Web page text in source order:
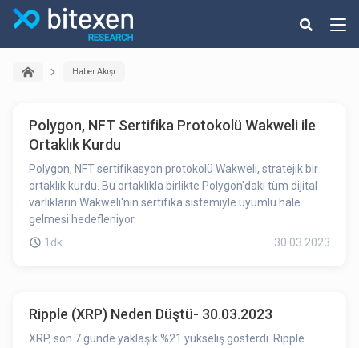
Haber Akışı
Polygon, NFT Sertifika Protokolü Wakweli ile
Ortaklık Kurdu
Polygon, NFT sertifikasyon protokolü Wakweli, stratejik bir
ortaklık kurdu. Bu ortaklıkla birlikte Polygon'daki tüm dijital
varlıkların Wakweli'nin sertifika sistemiyle uyumlu hale
gelmesi hedefleniyor.
1dk
30.03.2023
Ripple (XRP) Neden Düştü- 30.03.2023
XRP, son 7 günde yaklaşık %21 yükseliş gösterdi. Ripple